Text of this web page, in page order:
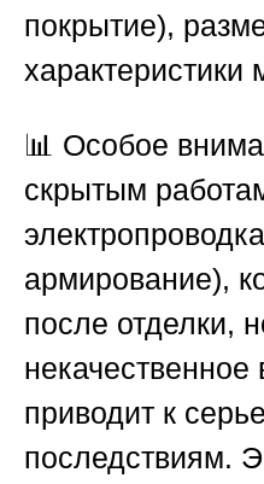
покрытие),
характеристики
📊 Особое
скрытым
армирование),
после отделки,
приводит к
последствиям.